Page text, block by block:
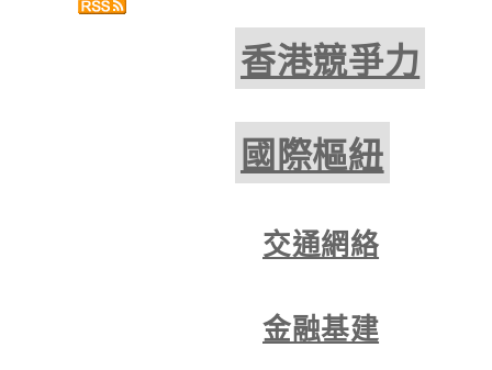
香港競爭力
國際樞紐
交通網絡
金融基建